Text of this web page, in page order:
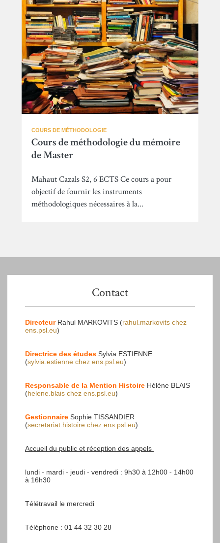
COURS DE MÉTHODOLOGIE
Cours de méthodologie du mémoire
de Master
Mahaut Cazals S2, 6 ECTS Ce cours a pour
objectif de fournir les instruments
méthodologiques nécessaires à la...
Contact
Directeur Rahul MARKOVITS (rahul.markovits chez
ens.psl.eu)
Directrice des études Sylvia ESTIENNE
(sylvia.estienne chez ens.psl.eu)
Responsable de la Mention Histoire Hélène BLAIS
(helene.blais chez ens.psl.eu)
Gestionnaire Sophie TISSANDIER
(secretariat.histoire chez ens.psl.eu)
Accueil du public et réception des appels
lundi - mardi - jeudi - vendredi : 9h30 à 12h00 - 14h00
à 16h30
Télétravail le mercredi
Téléphone : 01 44 32 30 28